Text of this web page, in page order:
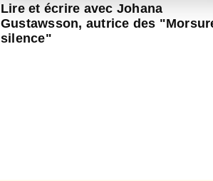
Lire et écrire avec Johana
Gustawsson, autrice des
silence"